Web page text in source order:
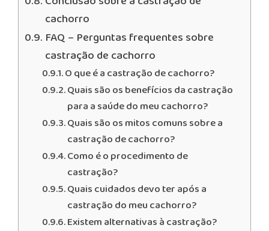
cachorro
FAQ – Perguntas frequentes sobre
castração de cachorro
O que é a castração de cachorro?
Quais são os benefícios da castração
para a saúde do meu cachorro?
Quais são os mitos comuns sobre a
castração de cachorro?
Como é o procedimento de
castração?
Quais cuidados devo ter após a
castração do meu cachorro?
Existem alternativas à castração?